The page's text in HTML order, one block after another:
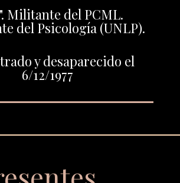
Militante del PCML.
del Psicología (UNLP).
y desaparecido el
6/12/1977